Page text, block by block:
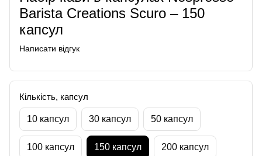
Barista Creations Scuro – 150
капсул
Написати відгук
Кількість, капсул
10 капсул 30 капсул 50 капсул
100 капсул 150 капсул 200 капсул